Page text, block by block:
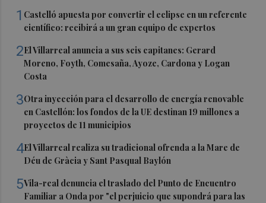
1 Castelló apuesta por convertir el eclipse en un referente
científico: recibirá a un gran equipo de expertos
2El Villarreal anuncia a sus seis capitanes: Gerard
Moreno, Foyth, Comesaña, Ayoze, Cardona y Logan
Costa
3Otra inyección para el desarrollo de energía renovable
en Castellón: los fondos de la UE destinan 19 millones a
proyectos de 11 municipios
4El Villarreal realiza su tradicional ofrenda a la Mare de
Déu de Gràcia y Sant Pasqual Baylón
5Vila-real denuncia el traslado del Punto de Encuentro
Familiar a Onda por "el perjuicio que supondrá para las